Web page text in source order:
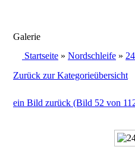
Galerie
Startseite » Nordschleife »
Zurück zur Kategorieübersicht
ein Bild zurück (Bild 52 von